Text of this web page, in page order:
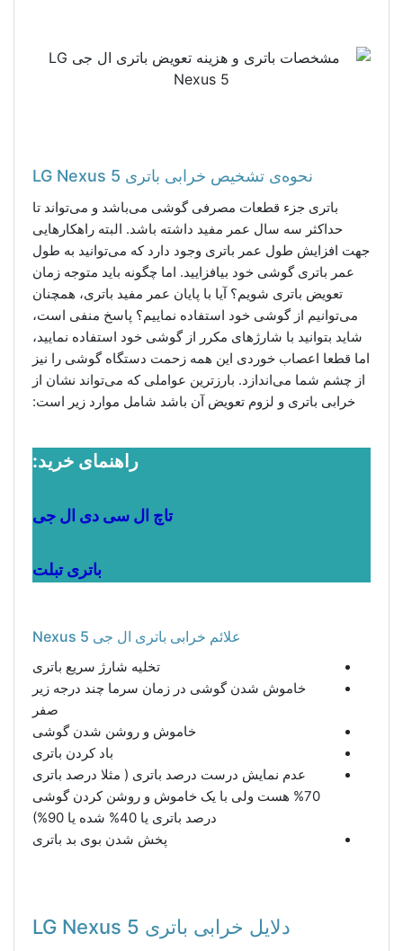
نحوه‌ی تشخیص خرابی باتری LG Nexus 5
باتری جزء قطعات مصرفی گوشی می‌باشد و می‌تواند تا
حداکثر سه سال عمر مفید داشته باشد. البته راهکار‌هایی
جهت افزایش طول عمر باتری وجود دارد که می‌توانید به طول
عمر باتری گوشی خود بیافزایید. اما چگونه باید متوجه زمان
تعویض باتری شویم؟ آیا با پایان عمر مفید باتری، همچنان
می‌توانیم از گوشی خود استفاده نماییم؟ پاسخ منفی است،
شاید بتوانید با شارژ‌های مکرر از گوشی خود استفاده نمایید،
اما قطعا اعصاب خوردی این همه زحمت دستگاه گوشی را نیز
از چشم شما می‌اندازد. بارز‌ترین عواملی که می‌تواند نشان از
خرابی باتری و لزوم تعویض آن باشد شامل موارد زیر است:
راهنمای خرید:
تاچ ال سی دی ال جی
باتری تبلت
علائم خرابی باتری ال جی Nexus 5
تخلیه شارژ سریع باتری
خاموش شدن گوشی در زمان سرما چند درجه زیر
صفر
خاموش و روشن شدن گوشی
باد کردن باتری
عدم نمایش درست درصد باتری ( مثلا درصد باتری
70% هست ولی با یک خاموش و روشن کردن گوشی
درصد باتری یا 40% شده یا 90%)
پخش شدن بوی بد باتری
دلایل خرابی باتری LG Nexus 5